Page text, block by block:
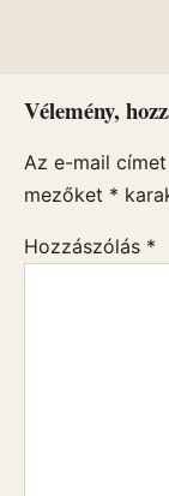
Vélemény,
Az e-mail
mezőket *
Hozzászólás *